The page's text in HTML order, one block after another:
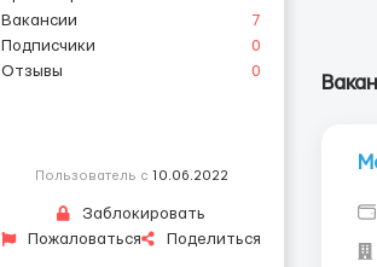
Вакансии
7
Подписчики
0
Отзывы
0
Пользователь с 10.06.2022
Заблокировать
Пожаловаться
Поделиться